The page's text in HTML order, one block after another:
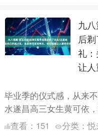
九
后
礼
让
毕业季的仪式感，从来
水遂昌高三女生黄可依
—— 多年不烫不染蓄起
查看： 151 分类：悦